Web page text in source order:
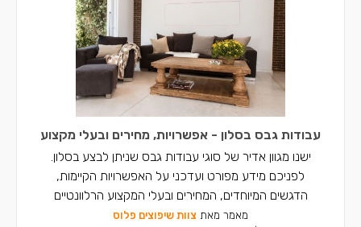
קבלני גבס בדאלית אל-כרמל
קבלני גבס בכאבול
קבלני גבס באעבלין
קבלני גבס ברכסים
קבלני גבס בכפר יאסיף
עבודות גבס בסלון - אפשרויות, מחירים ובעלי מקצוע
ישנו מגוון אדיר של סוגי עבודות גבס שניתן לבצע בסלון.
לפניכם מידע מפורט ועדכני על האפשרויות הקיימות,
הדגשים המיוחדים, המחירים ובעלי המקצוע הרלוונטיים
מאמר מאת צוות שיפוצים פלוס